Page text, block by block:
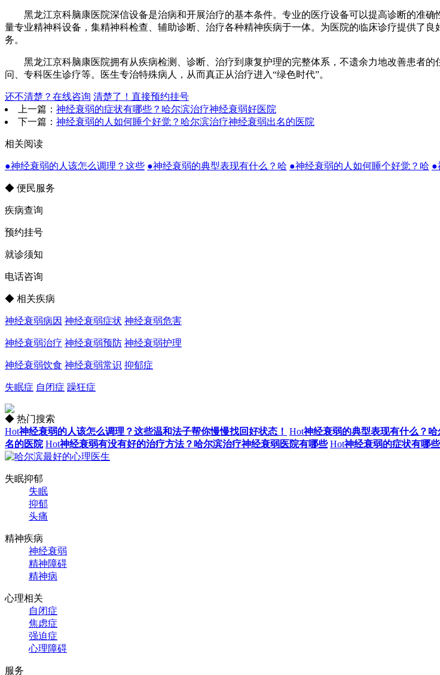
黑龙江京科脑康医院深信设备是治病和开展治疗的基本条件。专业的医疗设备可以提高诊断的准确
量专业精神科设备，集精神科检查、辅助诊断、治疗各种精神疾病于一体。为医院的临床诊疗提供了
务。
黑龙江京科脑康医院拥有从疾病检测、诊断、治疗到康复护理的完整体系，不遗余力地改善患者的
问、专科医生诊疗等。医生专治特殊病人，从而真正从治疗进入“绿色时代”。
还不清楚？在线咨询 清楚了！直接预约挂号
上一篇： 神经衰弱的症状有哪些？哈尔滨治疗神经衰弱好医院
下一篇： 神经衰弱的人如何睡个好觉？哈尔滨治疗神经衰弱出名的医院
相关阅读
●神经衰弱的人该怎么调理？这些 ●神经衰弱的典型表现有什么？哈 ●神经衰弱的人如何睡个好觉？哈 ●
◆ 便民服务
疾病查询
预约挂号
就诊须知
电话咨询
◆ 相关疾病
神经衰弱病因 神经衰弱症状 神经衰弱危害
神经衰弱治疗 神经衰弱预防 神经衰弱护理
神经衰弱饮食 神经衰弱常识 抑郁症
失眠症 自闭症 躁狂症
◆ 热门搜索
Hot神经衰弱的人该怎么调理？这些温和法子帮你慢慢找回好状态！ Hot神经衰弱的典型表现有什么？
名的医院 Hot神经衰弱有没有好的治疗方法？哈尔滨治疗神经衰弱医院有哪些 Hot神经衰弱的症状有哪
失眠抑郁
失眠
抑郁
头痛
精神疾病
神经衰弱
精神障碍
精神病
心理相关
自闭症
焦虑症
强迫症
心理障碍
服务